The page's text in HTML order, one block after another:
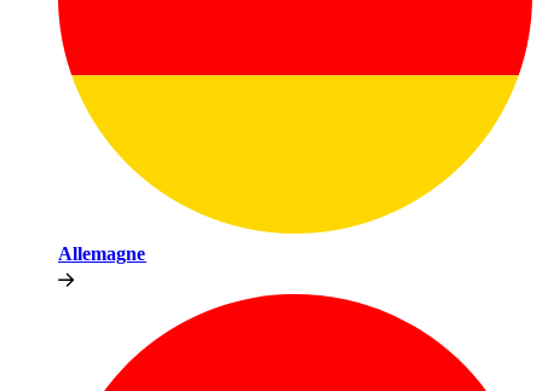
Allemagne​​